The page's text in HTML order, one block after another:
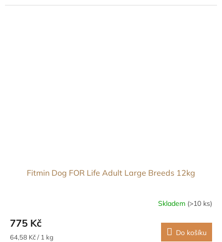
Fitmin Dog FOR Life Adult Large Breeds 12kg
Skladem (>10 ks)
775 Kč
Měrná
64,58 Kč / 1 kg Do košíku